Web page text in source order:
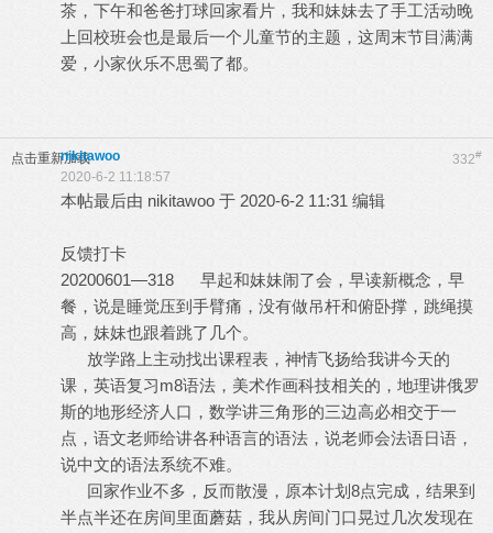
茶，下午和爸爸打球回家看片，我和妹妹去了手工活动晚
上回校班会也是最后一个儿童节的主题，这周末节目满满
爱，小家伙乐不思蜀了都。
点击重新加载 332#
nikitawoo
2020-6-2 11:18:57
本帖最后由 nikitawoo 于 2020-6-2 11:31 编辑
反馈打卡
20200601—318 早起和妹妹闹了会，早读新概念，早
餐，说是睡觉压到手臂痛，没有做吊杆和俯卧撑，跳绳摸
高，妹妹也跟着跳了几个。
放学路上主动找出课程表，神情飞扬给我讲今天的
课，英语复习m8语法，美术作画科技相关的，地理讲俄罗
斯的地形经济人口，数学讲三角形的三边高必相交于一
点，语文老师给讲各种语言的语法，说老师会法语日语，
说中文的语法系统不难。
回家作业不多，反而散漫，原本计划8点完成，结果到
半点半还在房间里面蘑菇，我从房间门口晃过几次发现在